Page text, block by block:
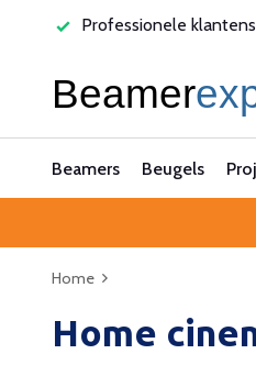
Originele
Beamers Beugels
Home
Home